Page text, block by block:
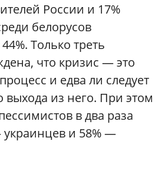
России и 17%
белорусов
Только треть
что кризис — это
и едва ли следует
выхода из него. При этом
в два раза
и 58% —